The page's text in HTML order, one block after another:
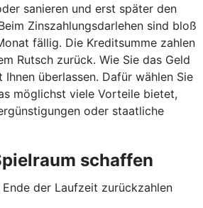
sanieren und erst später den
Zinszahlungsdarlehen sind bloß
fällig. Die Kreditsumme zahlen
Rutsch zurück. Wie Sie das Geld
überlassen. Dafür wählen Sie
möglichst viele Vorteile bietet,
oder staatliche
schaffen
der Laufzeit zurückzahlen